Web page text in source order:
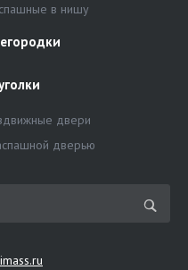
в нишу
двери
дверью